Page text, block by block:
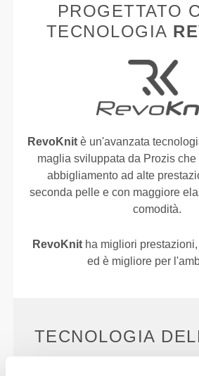
PROGETTATO
TECNOLOGIA
RevoKnit è un'avanzata
maglia sviluppata da Prozis
abbigliamento ad alte
seconda pelle e con maggiore
comodità.
RevoKnitha migliori
ed è migliore per
TECNOLOGIA